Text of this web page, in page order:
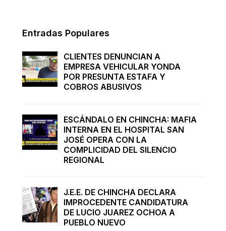
Entradas Populares
CLIENTES DENUNCIAN A
EMPRESA VEHICULAR YONDA
POR PRESUNTA ESTAFA Y
COBROS ABUSIVOS
ESCÁNDALO EN CHINCHA: MAFIA
INTERNA EN EL HOSPITAL SAN
JOSÉ OPERA CON LA
COMPLICIDAD DEL SILENCIO
REGIONAL
J.E.E. DE CHINCHA DECLARA
IMPROCEDENTE CANDIDATURA
DE LUCIO JUAREZ OCHOA A
PUEBLO NUEVO